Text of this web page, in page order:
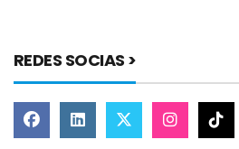
REDES SOCIAS >